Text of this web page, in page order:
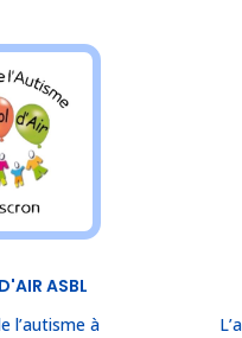
ASBL
l’autisme à